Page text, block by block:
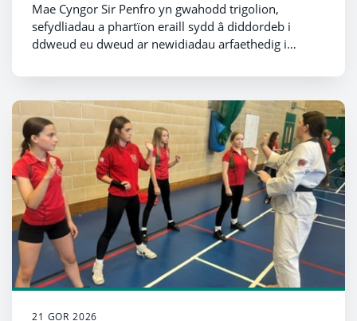
Mae Cyngor Sir Penfro yn gwahodd trigolion,
sefydliadau a phartïon eraill sydd â diddordeb i
ddweud eu dweud ar newidiadau arfaethedig i
ledled y sir.
21 GOR 2026